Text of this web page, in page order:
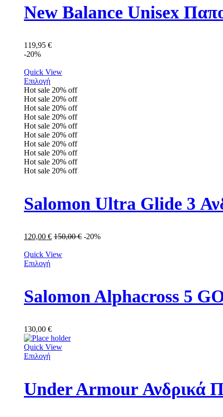
New Balance Unisex
119,95 €
-20%
Quick View
Επιλογή
Hot sale 20% off
Hot sale 20% off
Hot sale 20% off
Hot sale 20% off
Hot sale 20% off
Hot sale 20% off
Hot sale 20% off
Hot sale 20% off
Hot sale 20% off
Hot sale 20% off
Salomon Ultra Glide 3
120,00 € 150,00€ -20%
Quick View
Επιλογή
Salomon Alphacross 5
130,00 €
Quick View
Επιλογή
Under Armour Ανδρικά